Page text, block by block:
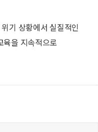
기 상황에서 실질적인
육을 지속적으로